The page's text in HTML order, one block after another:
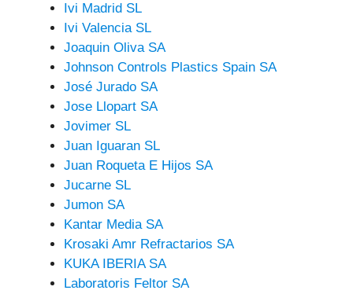
Ivi Madrid SL
Ivi Valencia SL
Joaquin Oliva SA
Johnson Controls Plastics Spain SA
José Jurado SA
Jose Llopart SA
Jovimer SL
Juan Iguaran SL
Juan Roqueta E Hijos SA
Jucarne SL
Jumon SA
Kantar Media SA
Krosaki Amr Refractarios SA
KUKA IBERIA SA
Laboratoris Feltor SA